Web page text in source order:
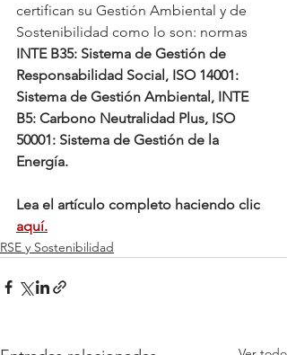
certifican su Gestión Ambiental y de
Sostenibilidad como lo son: normas
INTE B35: Sistema de Gestión de
Responsabilidad Social, ISO 14001:
Sistema de Gestión Ambiental, INTE
B5: Carbono Neutralidad Plus, ISO
50001: Sistema de Gestión de la
Energía.
Lea el artículo completo haciendo clic
aquí.
RSE y Sostenibilidad